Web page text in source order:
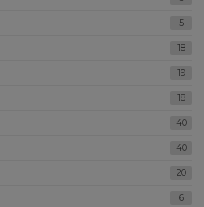
5
18
19
18
40
40
20
6